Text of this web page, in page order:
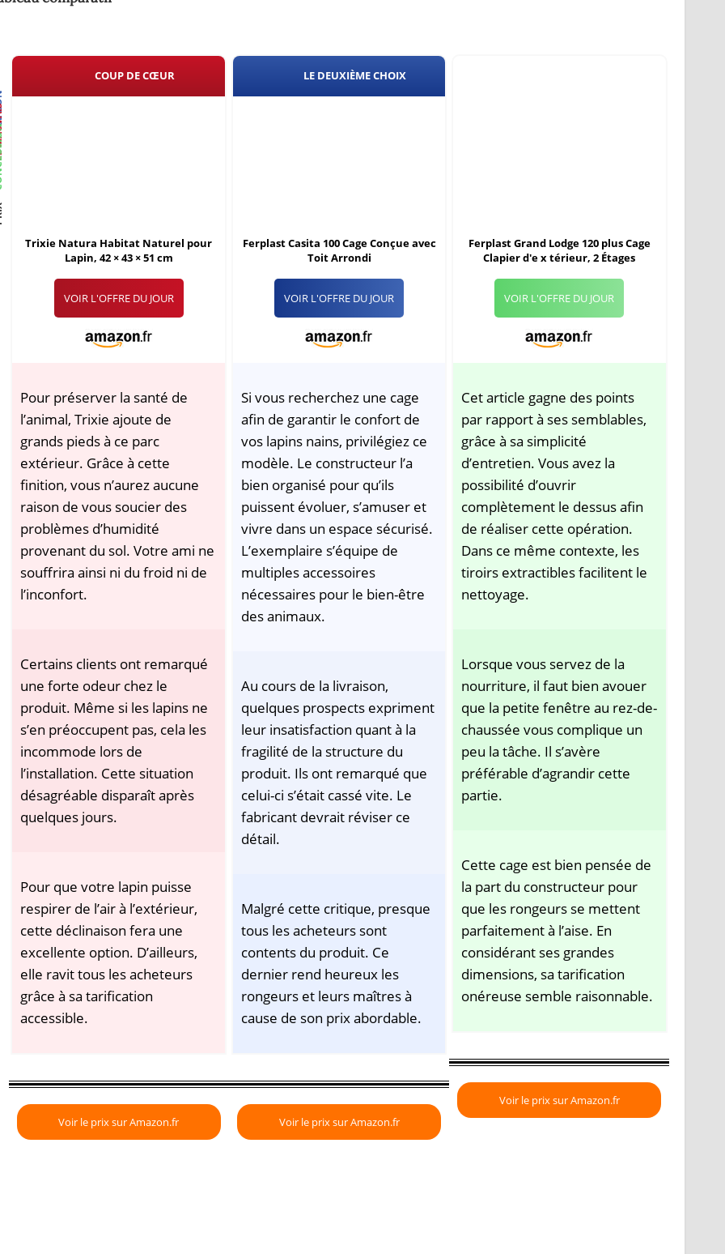
COUP DE CŒUR
Trixie Natura Habitat Naturel pour
Lapin, 42 × 43 × 51 cm
VOIR L'OFFRE DU JOUR
Pour préserver la santé de
l’animal, Trixie ajoute de
grands pieds à ce parc
extérieur. Grâce à cette
finition, vous n’aurez aucune
raison de vous soucier des
problèmes d’humidité
provenant du sol. Votre ami ne
souffrira ainsi ni du froid ni de
l’inconfort.
Certains clients ont remarqué
une forte odeur chez le
produit. Même si les lapins ne
s’en préoccupent pas, cela les
incommode lors de
l’installation. Cette situation
désagréable disparaît après
quelques jours.
Pour que votre lapin puisse
respirer de l’air à l’extérieur,
cette déclinaison fera une
excellente option. D’ailleurs,
elle ravit tous les acheteurs
grâce à sa tarification
accessible.
Voir le prix sur Amazon.fr
LE DEUXIÈME CHOIX
Ferplast Casita 100 Cage Conçue avec
Toit Arrondi
VOIR L'OFFRE DU JOUR
Si vous recherchez une cage
afin de garantir le confort de
vos lapins nains, privilégiez ce
modèle. Le constructeur l’a
bien organisé pour qu’ils
puissent évoluer, s’amuser et
vivre dans un espace sécurisé.
L’exemplaire s’équipe de
multiples accessoires
nécessaires pour le bien-être
des animaux.
Au cours de la livraison,
quelques prospects expriment
leur insatisfaction quant à la
fragilité de la structure du
produit. Ils ont remarqué que
celui-ci s’était cassé vite. Le
fabricant devrait réviser ce
détail.
Malgré cette critique, presque
tous les acheteurs sont
contents du produit. Ce
dernier rend heureux les
rongeurs et leurs maîtres à
cause de son prix abordable.
Voir le prix sur Amazon.fr
Ferplast Grand Lodge 120 plus Cage
Clapier d'e x térieur, 2 Étages
VOIR L'OFFRE DU JOUR
Cet article gagne des points
par rapport à ses semblables,
grâce à sa simplicité
d’entretien. Vous avez la
possibilité d’ouvrir
complètement le dessus afin
de réaliser cette opération.
Dans ce même contexte, les
tiroirs extractibles facilitent le
nettoyage.
Lorsque vous servez de la
nourriture, il faut bien avouer
que la petite fenêtre au rez-de-
chaussée vous complique un
peu la tâche. Il s’avère
préférable d’agrandir cette
partie.
Cette cage est bien pensée de
la part du constructeur pour
que les rongeurs se mettent
parfaitement à l’aise. En
considérant ses grandes
dimensions, sa tarification
onéreuse semble raisonnable.
Voir le prix sur Amazon.fr